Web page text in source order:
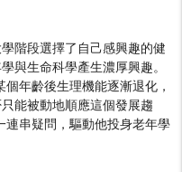
階段選擇了自己感興趣的健
與生命科學產生濃厚興趣。
年齡後生理機能逐漸退化，
能被動地順應這個發展趨
連串疑問，驅動他投身老年學